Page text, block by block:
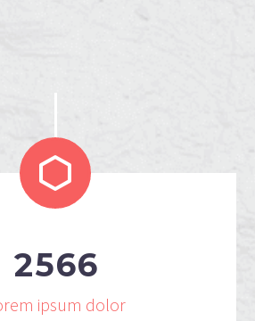


2566
ipsum dolor